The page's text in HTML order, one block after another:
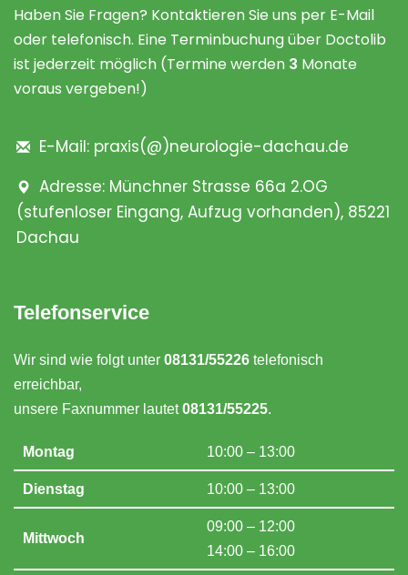
Haben Sie Fragen? Kontaktieren Sie uns per E-Mail
oder telefonisch. Eine Terminbuchung über Doctolib
ist jederzeit möglich (Termine werden 3 Monate
voraus vergeben!)
E-Mail: praxis(@)neurologie-dachau.de
Adresse: Münchner Strasse 66a 2.OG
(stufenloser Eingang, Aufzug vorhanden), 85221
Dachau
Telefonservice
Wir sind wie folgt unter 08131/55226 telefonisch
erreichbar,
unsere Faxnummer lautet08131/55225.
Montag 10:00 – 13:00
Dienstag 10:00 – 13:00
Mittwoch
09:00 – 12:00
14:00 – 16:00